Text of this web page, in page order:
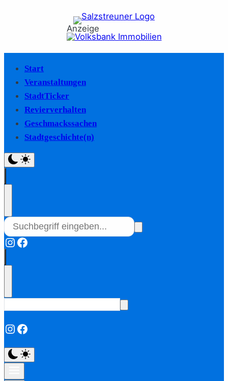
Anzeige
Start
Veranstaltungen
StadtTicker
Revierverhalten
Geschmackssachen
Stadtgeschichte(n)
Instagram
Facebook
Instagram
Facebook